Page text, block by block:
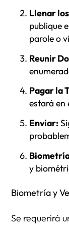
Llenar
publique
parole o
Reunir
Pagar la
estará en
Enviar:
y
Biometría y
Se requerirá